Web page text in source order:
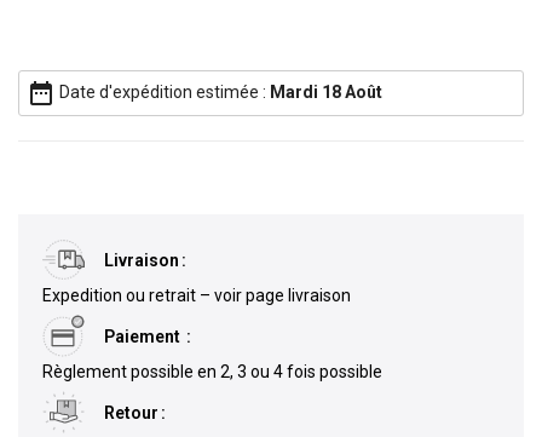
date_range Date d'expédition estimée : Mardi 18 Août
Livraison
Expedition ou retrait – voir page livraison
Paiement
Règlement possible en 2, 3 ou 4 fois possible
Retour